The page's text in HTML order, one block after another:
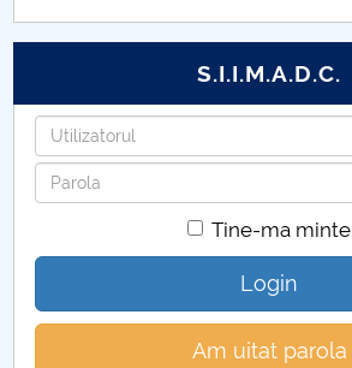
S.I.I.M.A.D.C.
Utilizatorul
Parola
Tine-ma minte
Login
Am uitat parola